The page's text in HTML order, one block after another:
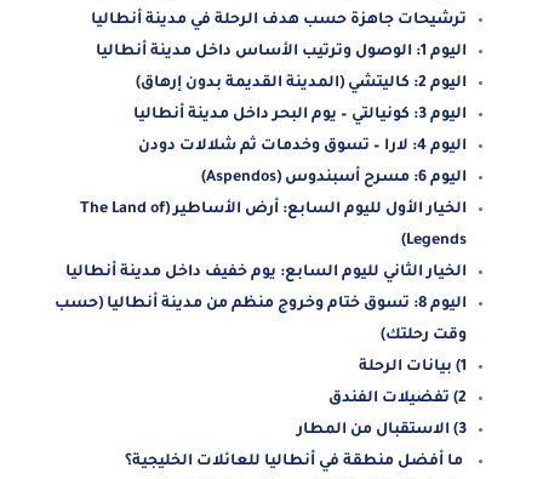
ترشيحات جاهزة حسب هدف الرحلة في مدينة أنطاليا
اليوم 1: الوصول وترتيب الأساس داخل مدينة أنطاليا
اليوم 2: كاليتشي (المدينة القديمة بدون إرهاق)
اليوم 3: كونيالتي – يوم البحر داخل مدينة أنطاليا
اليوم 4: لارا – تسوق وخدمات ثم شلالات دودن
اليوم 6: مسرح أسبندوس (Aspendos)
الخيار الأول لليوم السابع: أرض الأساطير (The Land of
Legends)
الخيار الثاني لليوم السابع: يوم خفيف داخل مدينة أنطاليا
اليوم 8: تسوق ختام وخروج منظم من مدينة أنطاليا (حسب
وقت رحلتك)
1) بيانات الرحلة
2) تفضيلات الفندق
3) الاستقبال من المطار
ما أفضل منطقة في أنطاليا للعائلات الخليجية؟